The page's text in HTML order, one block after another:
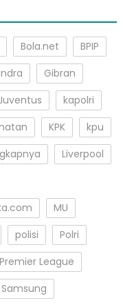
Bola.net
BPIP
Gibran
kapolri
KPK
kpu
Liverpool
MU
polisi
Polri
Premier League
Samsung